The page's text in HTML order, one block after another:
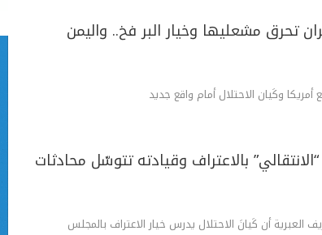
تحرق مشعليها وخيار البر فخ.. واليمن
وكَيان الاحتلال أمام واقع جديد
بالاعتراف وقيادته تتوسّل محادثات
العبرية أن كَيانَ الاحتلال يدرس خيار الاعتراف بالمجلس